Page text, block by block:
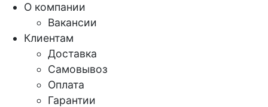
О компании
Вакансии
Клиентам
Доставка
Самовывоз
Оплата
Гарантии